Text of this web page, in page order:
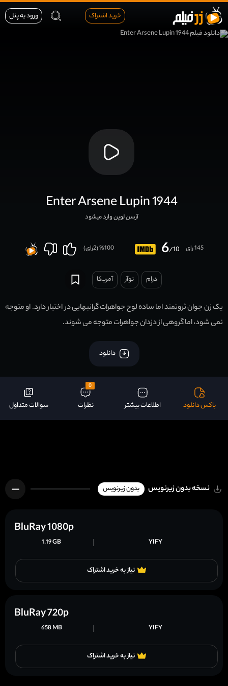
خرید اشتراک ورود به پنل
Enter Arsene Lupin 1944
آرسن لوپن وارد میشود
6/10 145 رای 100
% (
2رای)
درام نوآر آمریکا
یک زن جوان ثروتمند اما ساده لوح جواهرات گرانبهایی در اختیار دارد. او متوجه
نمی شود، اما گروهی از دزدان جواهرات متوجه می شوند.
دانلود
باکس دانلود اطلاعات بیشتر
0
نظرات سوالات متداول
نسخه بدون زیرنویس بدون زیرنویس
نیاز به خرید اشتراک
YIFY
1.19 GB
BluRay 1080p
نیاز به خرید اشتراک
YIFY
658 MB
BluRay 720p